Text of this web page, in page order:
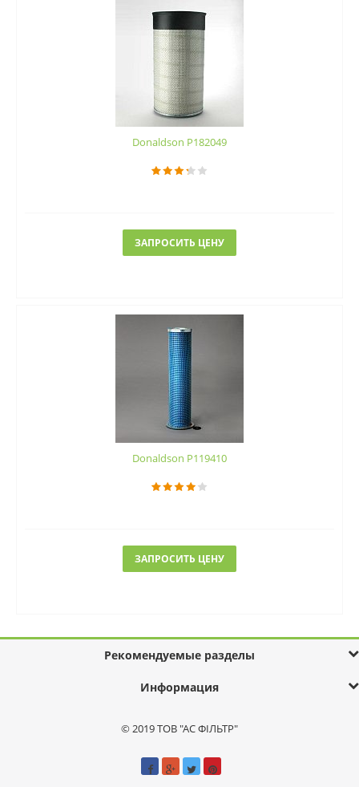
Donaldson P182049
ЗАПРОСИТЬ ЦЕНУ
Donaldson P119410
ЗАПРОСИТЬ ЦЕНУ
Рекомендуемые разделы
Информация
© 2019 ТОВ "АС ФІЛЬТР"